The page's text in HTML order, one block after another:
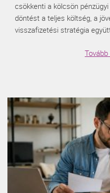
csökkenti a kölcsön
döntést a teljes költség, a
visszafizetési stratégia